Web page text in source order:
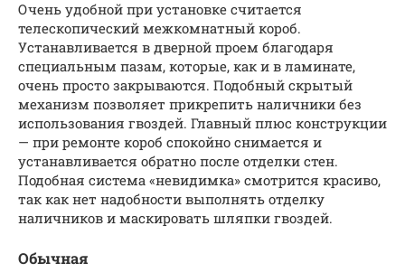
Очень удобной при установке считается
телескопический межкомнатный короб.
Устанавливается в дверной проем благодаря
специальным пазам, которые, как и в ламинате,
очень просто закрываются. Подобный скрытый
механизм позволяет прикрепить наличники без
использования гвоздей. Главный плюс конструкции
— при ремонте короб спокойно снимается и
устанавливается обратно после отделки стен.
Подобная система «невидимка» смотрится красиво,
так как нет надобности выполнять отделку
наличников и маскировать шляпки гвоздей.
Обычная